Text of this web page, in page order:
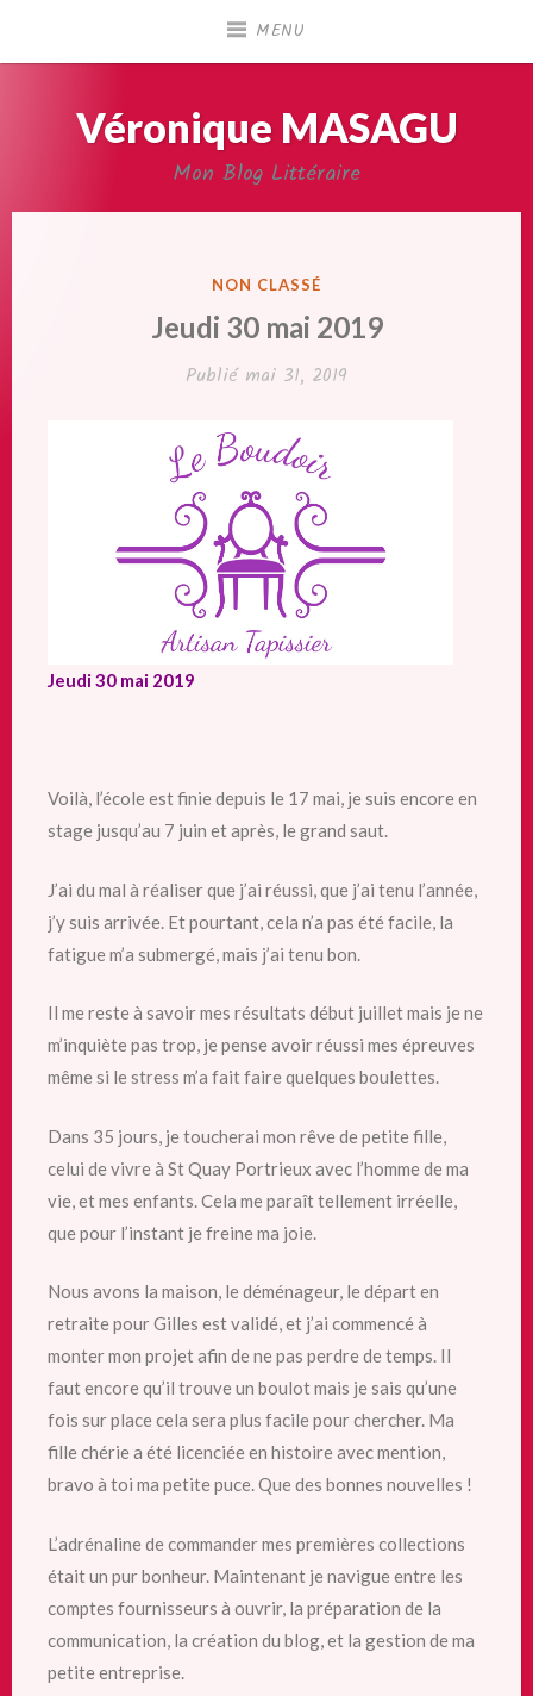
MENU
Véronique MASAGU
Mon Blog Littéraire
PUBLIÉ
NON CLASSÉ
Jeudi 30 mai 2019
Publié mai 31, 2019
Jeudi 30 mai 2019
Voilà, l’école est finie depuis le 17 mai, je suis encore en
stage jusqu’au 7 juin et après, le grand saut.
J’ai du mal à réaliser que j’ai réussi, que j’ai tenu l’année,
j’y suis arrivée. Et pourtant, cela n’a pas été facile, la
fatigue m’a submergé, mais j’ai tenu bon.
Il me reste à savoir mes résultats début juillet mais je ne
m’inquiète pas trop, je pense avoir réussi mes épreuves
même si le stress m’a fait faire quelques boulettes.
Dans 35 jours, je toucherai mon rêve de petite fille,
celui de vivre à St Quay Portrieux avec l’homme de ma
vie, et mes enfants. Cela me paraît tellement irréelle,
que pour l’instant je freine ma joie.
Nous avons la maison, le déménageur, le départ en
retraite pour Gilles est validé, et j’ai commencé à
monter mon projet afin de ne pas perdre de temps. Il
faut encore qu’il trouve un boulot mais je sais qu’une
fois sur place cela sera plus facile pour chercher. Ma
fille chérie a été licenciée en histoire avec mention,
bravo à toi ma petite puce. Que des bonnes nouvelles !
L’adrénaline de commander mes premières collections
était un pur bonheur. Maintenant je navigue entre les
comptes fournisseurs à ouvrir, la préparation de la
communication, la création du blog, et la gestion de ma
petite entreprise.